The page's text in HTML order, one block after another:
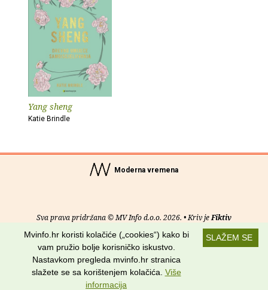
Yang sheng
Katie Brindle
Moderna vremena
Sva prava pridržana © MV Info d.o.o. 2026. • Kriv jeFiktiv
Uvjeti korištenja RSS kanali
Potraži nas na:
SLAŽEM SE
Mvinfo.hr koristi kolačiće („cookies“) kako bi
vam pružio bolje korisničko iskustvo.
Nastavkom pregleda mvinfo.hr stranica
slažete se sa korištenjem kolačića. Više
informacija